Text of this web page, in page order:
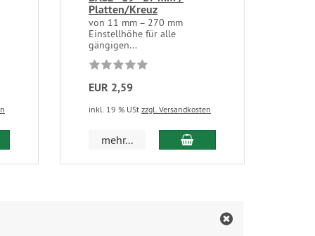
Warenkorb
Platten/Kreuz
von 11 mm – 270 mm
Einstellhöhe für alle
gängigen...
EUR 2,59
inkl. 19 % USt zzgl. Versandkosten
mehr... In den Warenkorb